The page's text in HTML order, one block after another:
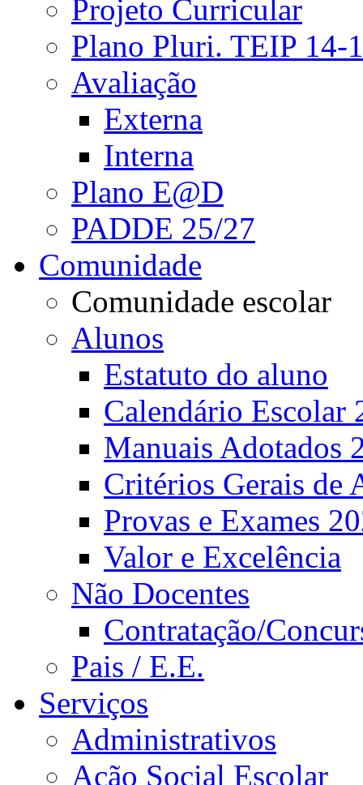
Projeto Curricular
Plano Pluri. TEIP 14-
Avaliação
Externa
Interna
Plano E@D
PADDE 25/27
Comunidade
Comunidade escolar
Alunos
Estatuto do aluno
Calendário Escolar
Manuais Adotados
Critérios Gerais de
Provas e Exames
Valor e Excelência
Não Docentes
Contratação/
Pais / E.E.
Serviços
Administrativos
Ação Social Escolar